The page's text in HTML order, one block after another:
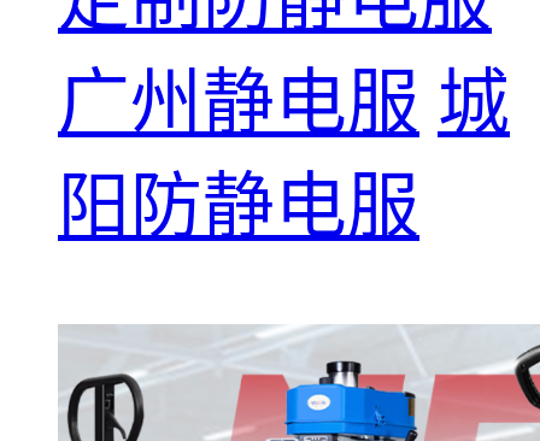
广州静电服 城
阳防静电服